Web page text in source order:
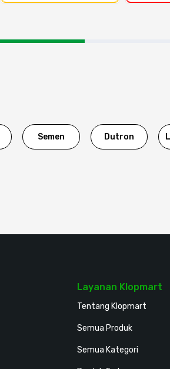
Semen Dutron
Layanan Klopmart
Tentang Klopmart
Semua Produk
Semua Kategori